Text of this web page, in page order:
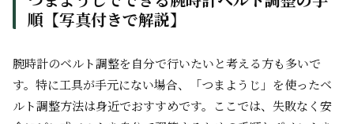
順【写真付きで解説】
腕時計のベルト調整を自分で行いたいと考える方も多いで
す。特に工具が手元にない場合、「つまようじ」を使ったベ
ルト調整方法は身近でおすすめです。ここでは、失敗なく安